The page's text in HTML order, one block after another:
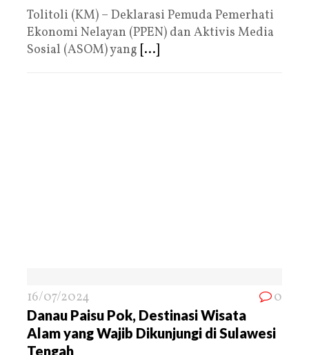
Tolitoli (KM) – Deklarasi Pemuda Pemerhati
Ekonomi Nelayan (PPEN) dan Aktivis Media
Sosial (ASOM) yang [...]
16/07/2024 0
Danau Paisu Pok, Destinasi Wisata
Alam yang Wajib Dikunjungi di Sulawesi
Tengah